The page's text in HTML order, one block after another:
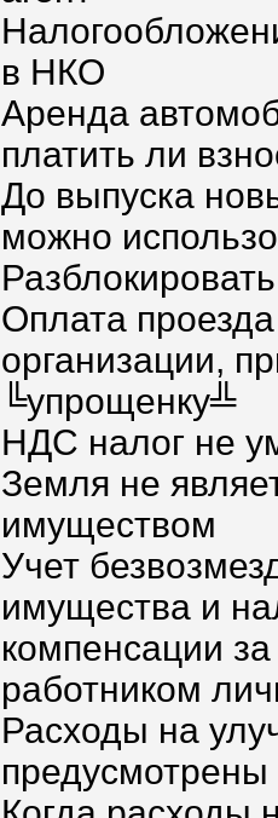
в НКО
Аренда
платить ли
До выпуска
можно
Оплата
организации,
╚упрощенку╩
НДС налог не
Земля не
имуществом
Учет
имущества и
компенсации
работником
Расходы на
предусмотрены